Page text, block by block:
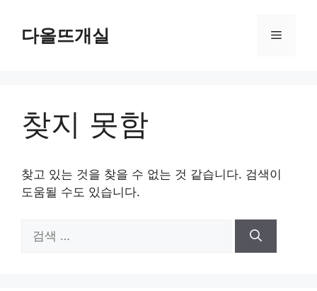
다올뜨개실 메
찾지 못함
찾고 있는 것을 찾을 수 없는 것 같습니다. 검색이
도움될 수도 있습니다.
색: